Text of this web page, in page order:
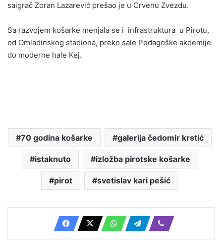
saigrač Zoran Lazarević prešao je u Crvenu Zvezdu.
Sa razvojem košarke menjala se i infrastruktura u Pirotu,
od Omladinskog stadiona, preko sale Pedagoške akdemije
do moderne hale Kej.
70 godina košarke galerija čedomir krstić
istaknuto izložba pirotske košarke
pirot svetislav kari pešić